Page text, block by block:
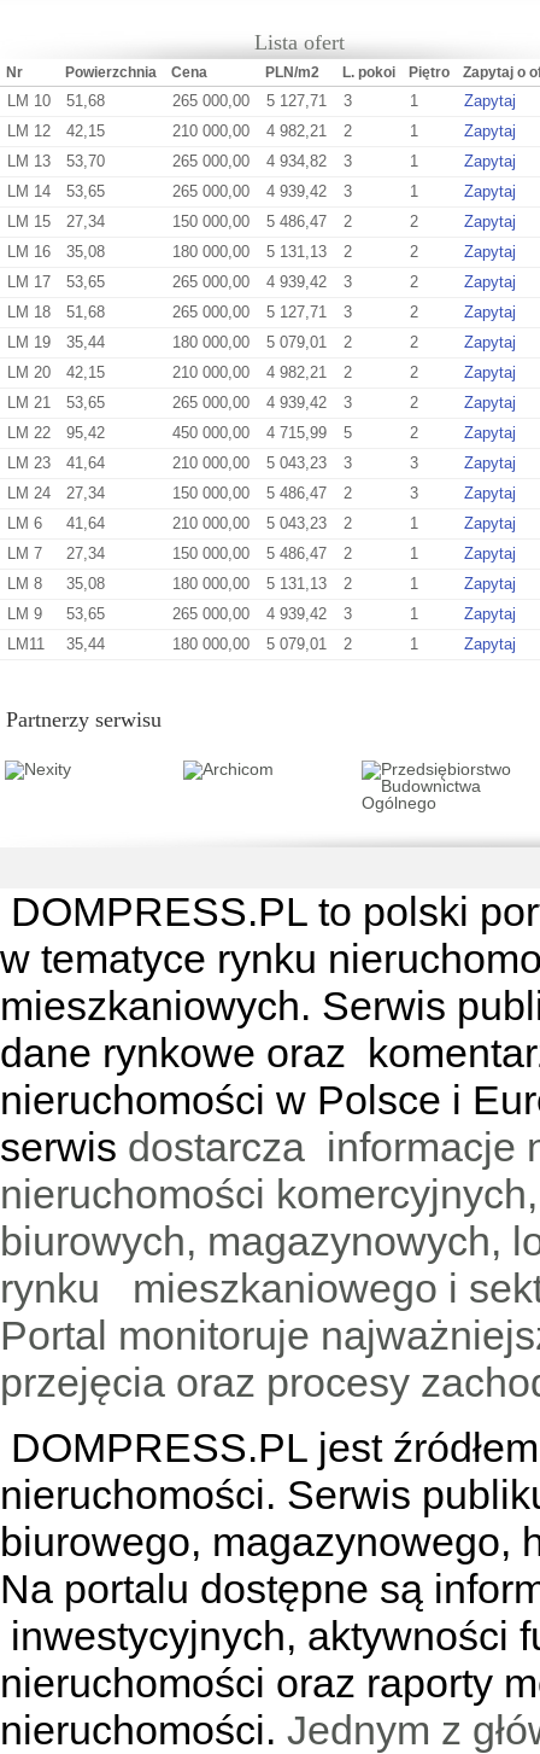
Lista ofert
Nr Powierzchnia Cena PLN/m2 L. pokoi Piętro Zapytaj o
LM 10 51,68 265 000,00 5 127,71 3 1
Zapytaj
LM 12
42,15 210 000,00 4 982,21 2 1
Zapytaj
LM 13
53,70 265 000,00 4 934,82 3 1
Zapytaj
LM 14
53,65 265 000,00 4 939,42 3 1
Zapytaj
LM 15
27,34 150 000,00 5 486,47 2 2
Zapytaj
LM 16
35,08 180 000,00 5 131,13 2 2
Zapytaj
LM 17
53,65 265 000,00 4 939,42 3 2
Zapytaj
LM 18
51,68 265 000,00 5 127,71 3 2
Zapytaj
LM 19
35,44 180 000,00 5 079,01 2 2
Zapytaj
LM 20
42,15 210 000,00 4 982,21 2 2
Zapytaj
LM 21
53,65 265 000,00 4 939,42 3 2
Zapytaj
LM 22
95,42 450 000,00 4 715,99 5 2
Zapytaj
LM 23
41,64 210 000,00 5 043,23 3 3
Zapytaj
LM 24
27,34 150 000,00 5 486,47 2 3
Zapytaj
LM 6
41,64 210 000,00 5 043,23 2 1
Zapytaj
LM 7
27,34 150 000,00 5 486,47 2 1
Zapytaj
LM 8
35,08 180 000,00 5 131,13 2 1
Zapytaj
LM 9
53,65 265 000,00 4 939,42 3 1
Zapytaj
LM11
35,44 180 000,00 5 079,01 2 1 Zapytaj
Partnerzy serwisu
DOMPRESS.PL to polski
w tematyce rynku
mieszkaniowych. Serwis
dane rynkowe oraz
nieruchomości w Polsce i
serwis dostarcza informacje
nieruchomości
biurowych, magazynowych,
rynku mieszkaniowego i
Portal monitoruje
przejęcia oraz procesy
DOMPRESS.PL jest
nieruchomości. Serwis
biurowego, magazynowego,
Na portalu dostępne są
inwestycyjnych, aktywności
nieruchomości oraz raporty
nieruchomości. Jednym z